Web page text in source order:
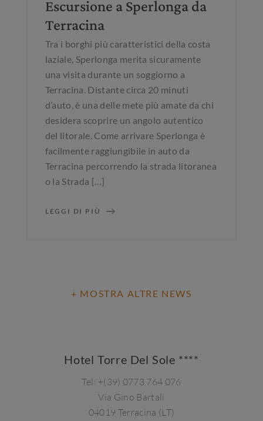
Escursione a Sperlonga da
Terracina
Tra i borghi più caratteristici della costa
laziale, Sperlonga merita sicuramente
una visita durante un soggiorno a
Terracina. Distante circa 20 minuti
d’auto, è una delle mete più amate da chi
desidera scoprire un angolo autentico
del litorale. Come arrivare Sperlonga è
facilmente raggiungibile in auto da
Terracina percorrendo la strada litoranea
o la Strada […]
LEGGI DI PIÙ
+ MOSTRA ALTRE NEWS
Hotel Torre Del Sole ****
Tel: +(39) 0773 764 076
Via Gino Bartali
04019 Terracina (LT)